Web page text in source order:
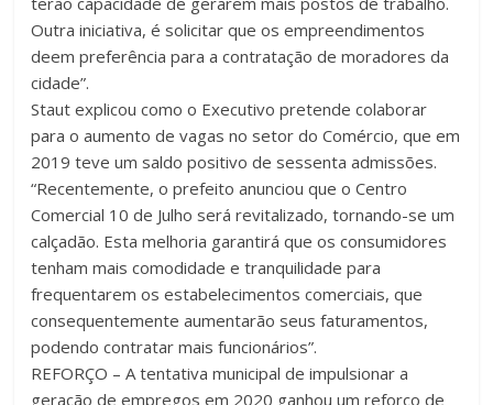
Outra iniciativa, é solicitar que os empreendimentos
deem preferência para a contratação de moradores da
cidade”.
Staut explicou como o Executivo pretende colaborar
para o aumento de vagas no setor do Comércio, que em
2019 teve um saldo positivo de sessenta admissões.
“Recentemente, o prefeito anunciou que o Centro
Comercial 10 de Julho será revitalizado, tornando-se um
calçadão. Esta melhoria garantirá que os consumidores
tenham mais comodidade e tranquilidade para
frequentarem os estabelecimentos comerciais, que
consequentemente aumentarão seus faturamentos,
podendo contratar mais funcionários”.
REFORÇO – A tentativa municipal de impulsionar a
geração de empregos em 2020 ganhou um reforço de